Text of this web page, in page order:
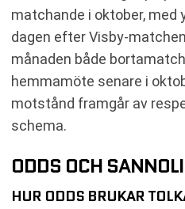
matchande i oktober,
dagen efter Visby-
månaden både
hemmamöte senare i
motstånd framgår av
schema.
ODDS OCH
HUR ODDS BRUKAR